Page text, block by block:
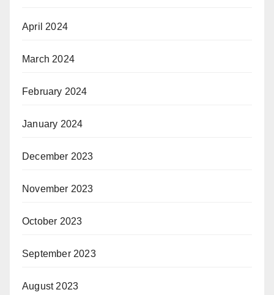
April 2024
March 2024
February 2024
January 2024
December 2023
November 2023
October 2023
September 2023
August 2023